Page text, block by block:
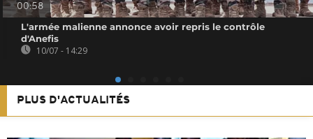
00:58
L'armée malienne annonce avoir repris le contrôle
d'Anefis
10/07 - 14:29
PLUS D'ACTUALITÉS